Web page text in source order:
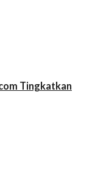
Tingkatkan